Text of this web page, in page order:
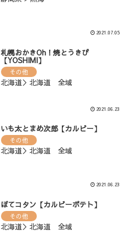
2021.07.05
札幌おかきOh！焼とうきび
【YOSHIMI】
その他
北海道＞北海道 全域
2021.06.23
いも太とまめ次郎【カルビー】
その他
北海道＞北海道 全域
2021.06.23
ぽてコタン【カルビーポテト】
その他
北海道＞北海道 全域